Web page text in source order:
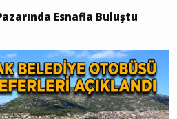
Esnafla Buluştu